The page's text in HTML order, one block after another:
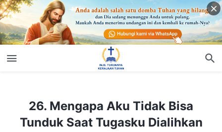
26. Mengapa Aku Tidak Bisa
Tunduk Saat Tugasku Dialihkan